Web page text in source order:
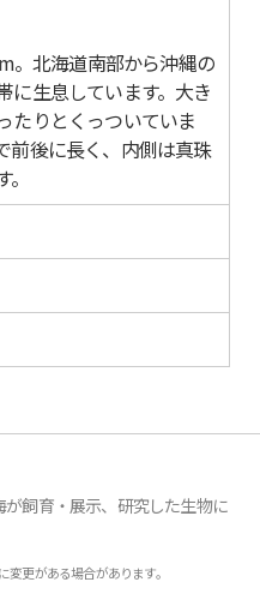
。北海道南部から沖縄の
に生息しています。大き
たりとくっついていま
前後に長く、内側は真珠
飼育・展示、研究した生物に
更がある場合があります。